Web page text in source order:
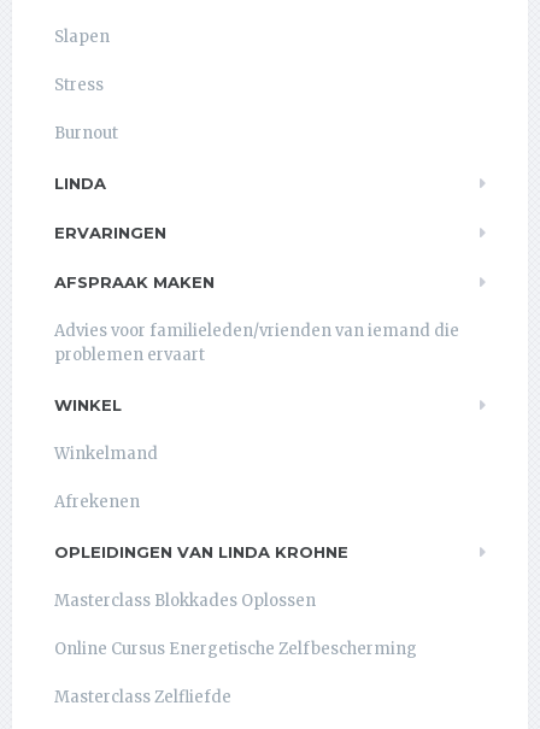
Slapen
Stress
Burnout
LINDA
ERVARINGEN
AFSPRAAK MAKEN
Advies voor familieleden/vrienden van iemand die
problemen ervaart
WINKEL
Winkelmand
Afrekenen
OPLEIDINGEN VAN LINDA KROHNE
Masterclass Blokkades Oplossen
Online Cursus Energetische Zelfbescherming
Masterclass Zelfliefde